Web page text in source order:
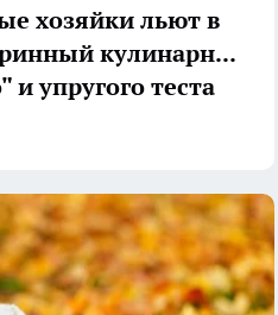
хозяйки льют в
кулинарный
упругого теста